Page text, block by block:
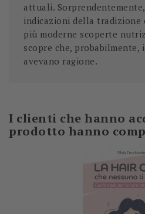
attuali.
indicazioni della tradizione
più moderne scoperte
scopre che, probabilmente,
avevano ragione.
I clienti che hanno
prodotto hanno